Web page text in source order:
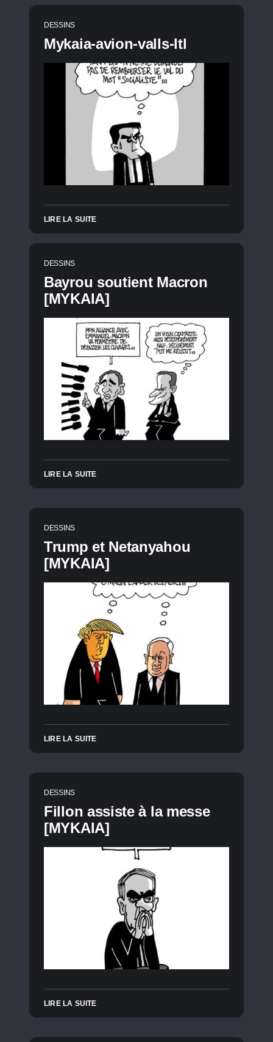
DESSINS
Mykaia-avion-valls-ltl
LIRE LA SUITE
DESSINS
Bayrou soutient Macron
[MYKAIA]
LIRE LA SUITE
DESSINS
Trump et Netanyahou
[MYKAIA]
LIRE LA SUITE
DESSINS
Fillon assiste à la messe
[MYKAIA]
LIRE LA SUITE